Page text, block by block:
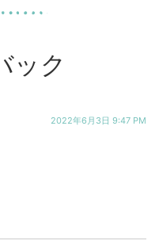
ック
2022年6月3日 9:47 PM